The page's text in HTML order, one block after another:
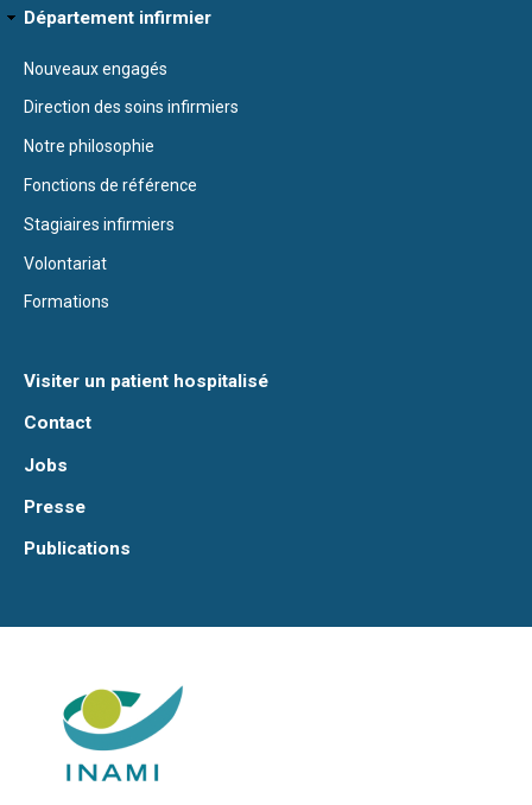
Département infirmier
Nouveaux engagés
Direction des soins infirmiers
Notre philosophie
Fonctions de référence
Stagiaires infirmiers
Volontariat
Formations
Visiter un patient hospitalisé
Contact
Jobs
Presse
Publications